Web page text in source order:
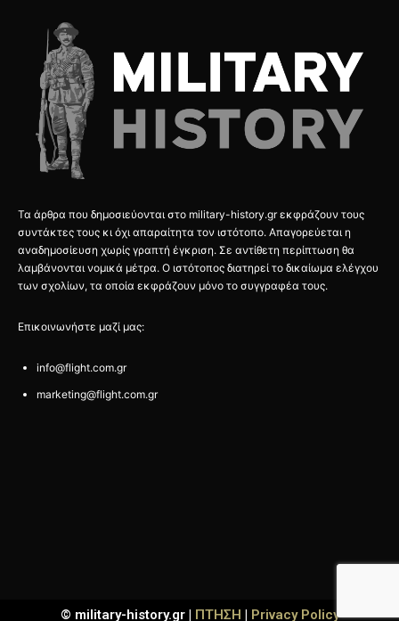
Τα άρθρα που δημοσιεύονται στο military-history.gr εκφράζουν τους
συντάκτες τους κι όχι απαραίτητα τον ιστότοπο. Απαγορεύεται η
αναδημοσίευση χωρίς γραπτή έγκριση. Σε αντίθετη περίπτωση θα
λαμβάνονται νομικά μέτρα. Ο ιστότοπος διατηρεί το δικαίωμα ελέγχου
των σχολίων, τα οποία εκφράζουν μόνο το συγγραφέα τους.
Επικοινωνήστε μαζί μας:
info@flight.com.gr
marketing@flight.com.gr
© military-history.gr | ΠΤΗΣΗ | Privacy Policy